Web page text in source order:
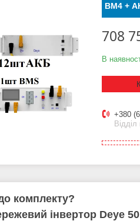
BM4 +
708
В
+380
комплекту?
інвертор Deye